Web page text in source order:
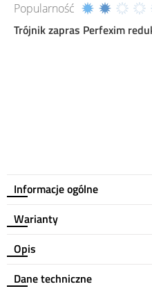
Popularność
Trójnik zapras Perfexim
Informacje ogólne
Warianty
Opis
Dane techniczne